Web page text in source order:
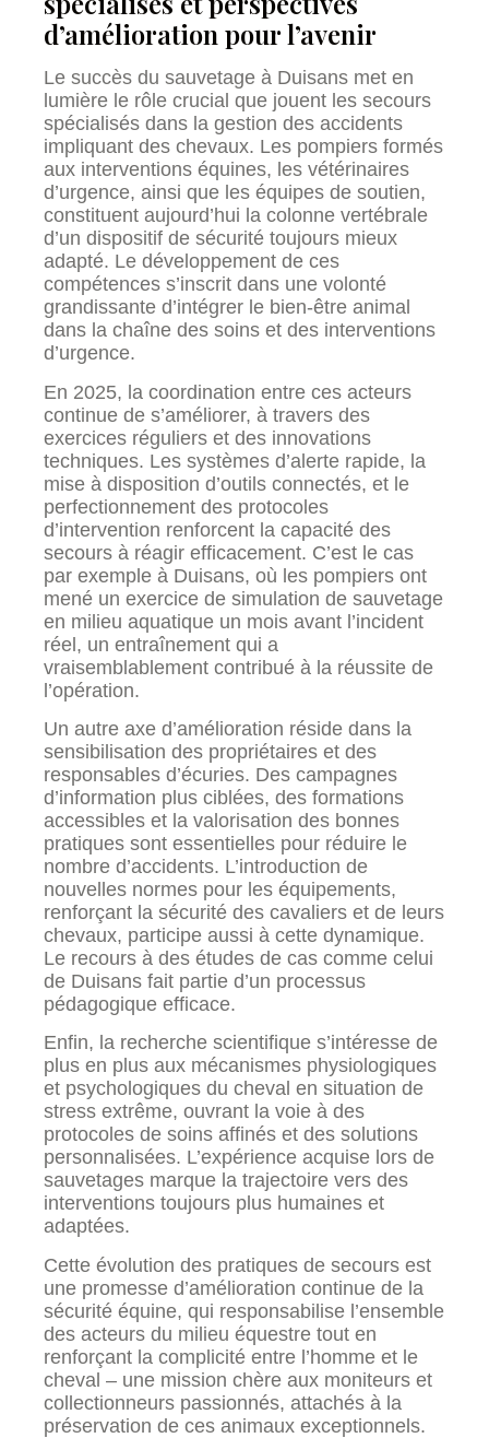
d’amélioration pour l’avenir
Le succès du sauvetage à Duisans met en
lumière le rôle crucial que jouent les secours
spécialisés dans la gestion des accidents
impliquant des chevaux. Les pompiers formés
aux interventions équines, les vétérinaires
d’urgence, ainsi que les équipes de soutien,
constituent aujourd’hui la colonne vertébrale
d’un dispositif de sécurité toujours mieux
adapté. Le développement de ces
compétences s’inscrit dans une volonté
grandissante d’intégrer le bien-être animal
dans la chaîne des soins et des interventions
d’urgence.
En 2025, la coordination entre ces acteurs
continue de s’améliorer, à travers des
exercices réguliers et des innovations
techniques. Les systèmes d’alerte rapide, la
mise à disposition d’outils connectés, et le
perfectionnement des protocoles
d’intervention renforcent la capacité des
secours à réagir efficacement. C’est le cas
par exemple à Duisans, où les pompiers ont
mené un exercice de simulation de sauvetage
en milieu aquatique un mois avant l’incident
réel, un entraînement qui a
vraisemblablement contribué à la réussite de
l’opération.
Un autre axe d’amélioration réside dans la
sensibilisation des propriétaires et des
responsables d’écuries. Des campagnes
d’information plus ciblées, des formations
accessibles et la valorisation des bonnes
pratiques sont essentielles pour réduire le
nombre d’accidents. L’introduction de
nouvelles normes pour les équipements,
renforçant la sécurité des cavaliers et de leurs
chevaux, participe aussi à cette dynamique.
Le recours à des études de cas comme celui
de Duisans fait partie d’un processus
pédagogique efficace.
Enfin, la recherche scientifique s’intéresse de
plus en plus aux mécanismes physiologiques
et psychologiques du cheval en situation de
stress extrême, ouvrant la voie à des
protocoles de soins affinés et des solutions
personnalisées. L’expérience acquise lors de
sauvetages marque la trajectoire vers des
interventions toujours plus humaines et
adaptées.
Cette évolution des pratiques de secours est
une promesse d’amélioration continue de la
sécurité équine, qui responsabilise l’ensemble
des acteurs du milieu équestre tout en
renforçant la complicité entre l’homme et le
cheval – une mission chère aux moniteurs et
collectionneurs passionnés, attachés à la
préservation de ces animaux exceptionnels.